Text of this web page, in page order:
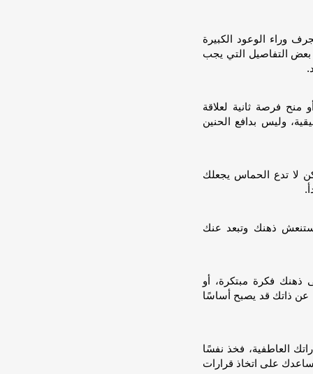
وراء الوعود الكبيرة
التفاصيل التي يجب
فرصة ثانية لعلاقة
وليس بدافع الحنين
لا تدع الحماس يجعلك
ذهنك وتبعد عنك
ذهنك فكرة مبتكرة، أو
عن ذاتك قد يصبح أساسًا
العاطفية، فخذ نفسًا
على اتخاذ قرارات